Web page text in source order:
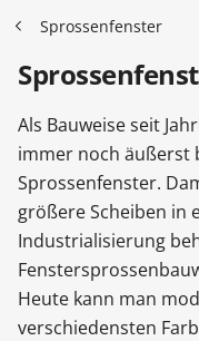
Fenster
Balkontüren
Haustüren
Sprossenfenster
Als Bauweise seit
immer noch äußerst
Sprossenfenster.
größere Scheiben in
Industrialisierung
Heute kann man
verschiedensten